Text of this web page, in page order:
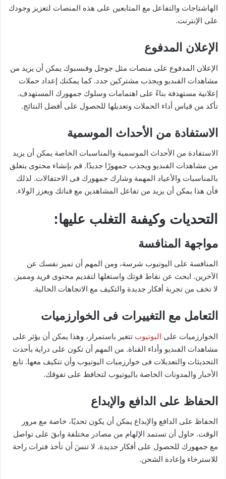
الهاشتاجات والتفاعل مع المتابعين على هذه المنصات لتعزيز وجودك
على الإنترنت.
الإعلان المدفوع
الإعلان المدفوع على منصات مثل جوجل وفىسبوك يمكن أن يزيد من
مشاهدات الفىديو ويجذب مشتركين جدد. كما يمكنك إعداد حملات
إعلانية مستهدفة بناءً على اهتمامات وسلوك جمهورك المستهدف.
تأكد من قياس أداء الحملات وتعديلها للحصول على أفضل النتائج.
الاستفادة من الأحداث الموسمية
الاستفادة من الأحداث الموسمية والمناسبات الخاصة يمكن أن يزيد
من مشاهدات الفىديو ويجذب جمهورًا جديدًا. قم بإنشاء محتوى يتعلق
بالمناسبات والأعياد المهمة وشارك جمهورك فى الاحتفالات. لذلك
فأن هذا يمكن أن يزيد من تفاعل المشاهدين مع قناتك ويعزز الولاء.
التحديات وكيفىة التغلب عليها:
مواجهة المنافسة
المنافسة على اليوتيوب شرسة، ومن المهم أن تميز نفسك عن
الآخرين. ابحث عن نقاط قوتك واستغلها لتقديم محتوى فريد ومميز.
لا تخف من تجربة أفكار جديدة والتكيف مع الاتجاهات الحالية.
التعامل مع التغييرات فى الخوارزميات
الخوارزميات على اليوتيوب تتغير باستمرار، وهذا يمكن أن يؤثر على
مشاهدات الفىديو وأداء القناة. من المهم أن تكون على دراية بأحدث
التحديثات والتعديلات فى خوارزميات اليوتيوب وأن تتكيف معها. تابع
الأخبار والمدونات الخاصة باليوتيوب لتحافظ على تفوقك.
الحفاظ على الدافع والإبداع
الحفاظ على الدافع والإبداع يمكن أن يكون تحديًا، خاصة مع مرور
الوقت. حاول أن تستمد الإلهام من مصادر مختلفة وابقَ على تواصل
مع جمهورك للحصول على أفكار جديدة. لا تنسَ أن تأخذ فترات راحة
للاسترخاء وإعادة الشحن.